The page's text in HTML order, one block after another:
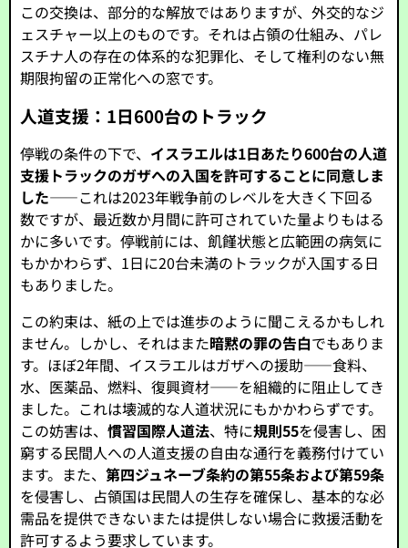
この交換は、部分的な解放ではありますが、外交的なジ
ェスチャー以上のものです。それは占領の仕組み、パレ
スチナ人の存在の体系的な犯罪化、そして権利のない無
期限拘留の正常化への窓です。
人道支援：1日600台のトラック
停戦の条件の下で、 イスラエルは1日あたり600台の人道
支援トラックのガザへの入国を許可することに同意しま
した――これは2023年戦争前のレベルを大きく下回る
数ですが、最近数か月間に許可されていた量よりもはる
かに多いです。停戦前には、飢饉状態と広範囲の病気に
もかかわらず、1日に20台未満のトラックが入国する日
もありました。
この約束は、紙の上では進歩のように聞こえるかもしれ
ません。しかし、それはまた暗黙の罪の告白でもありま
す。ほぼ2年間、イスラエルはガザへの援助――食料、
水、医薬品、燃料、復興資材――を組織的に阻止してき
ました。これは壊滅的な人道状況にもかかわらずです。
この妨害は、慣習国際人道法、特に規則55を侵害し、困
窮する民間人への人道支援の自由な通行を義務付けてい
ます。また、第四ジュネーブ条約の第55条および第59条
を侵害し、占領国は民間人の生存を確保し、基本的な必
需品を提供できないまたは提供しない場合に救援活動を
許可するよう要求しています。